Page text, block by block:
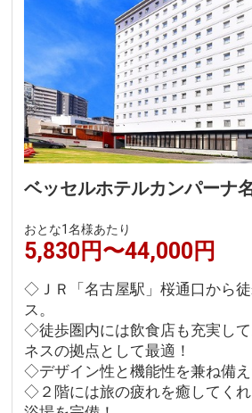
ベッセルホテルカンパーナ
おとな1名様あたり
5,830円〜44,000円
◇ＪＲ「名古屋駅」桜通口から
ス。
◇徒歩圏内には飲食店も充実し
ネスの拠点として最適！
◇デザイン性と機能性を兼ね備え
◇２階には旅の疲れを癒してく